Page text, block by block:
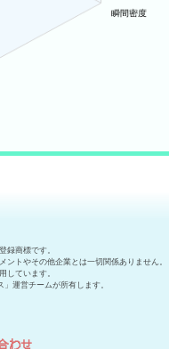
録商標です。
トやその他企業とは一切関係ありません。
しています。
運営チームが所有します。
わせ